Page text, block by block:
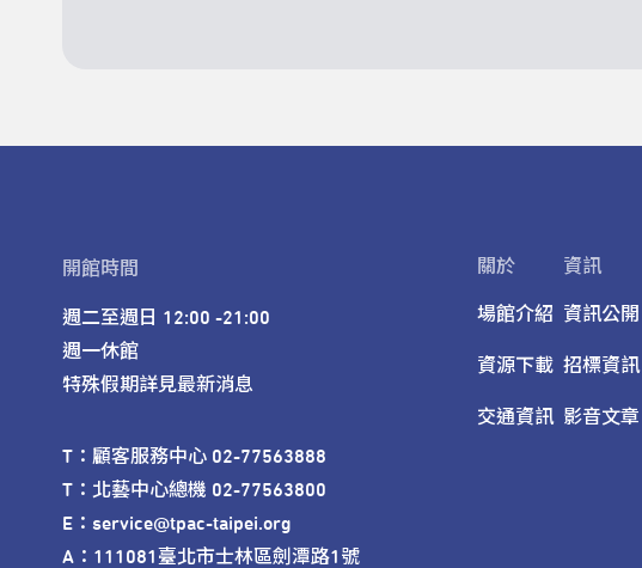
開館時間
週二至週日 12:00 -21:00
週一休館
特殊假期詳見最新消息
T：顧客服務中心 02-77563888
T：北藝中心總機 02-77563800
E：service@tpac-taipei.org
A：111081臺北市士林區劍潭路1號
關於
場館介紹
資源下載
交通資訊
資訊
資訊公開
招標資訊
影音文章